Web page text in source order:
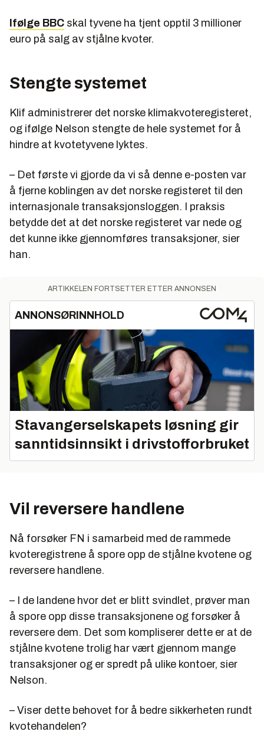
Ifølge BBC skal tyvene ha tjent opptil 3 millioner
euro på salg av stjålne kvoter.
Stengte systemet
Klif administrerer det norske klimakvoteregisteret,
og ifølge Nelson stengte de hele systemet for å
hindre at kvotetyvene lyktes.
– Det første vi gjorde da vi så denne e-posten var
å fjerne koblingen av det norske registeret til den
internasjonale transaksjonsloggen. I praksis
betydde det at det norske registeret var nede og
det kunne ikke gjennomføres transaksjoner, sier
han.
ARTIKKELEN FORTSETTER ETTER ANNONSEN
ANNONSØRINNHOLD
Stavangerselskapets løsning gir
sanntidsinnsikt i drivstofforbruket
Vil reversere handlene
Nå forsøker FN i samarbeid med de rammede
kvoteregistrene å spore opp de stjålne kvotene og
reversere handlene.
– I de landene hvor det er blitt svindlet, prøver man
å spore opp disse transaksjonene og forsøker å
reversere dem. Det som kompliserer dette er at de
stjålne kvotene trolig har vært gjennom mange
transaksjoner og er spredt på ulike kontoer, sier
Nelson.
– Viser dette behovet for å bedre sikkerheten rundt
kvotehandelen?